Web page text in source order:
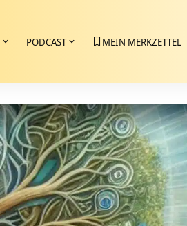
PODCAST MEIN MERKZETTEL